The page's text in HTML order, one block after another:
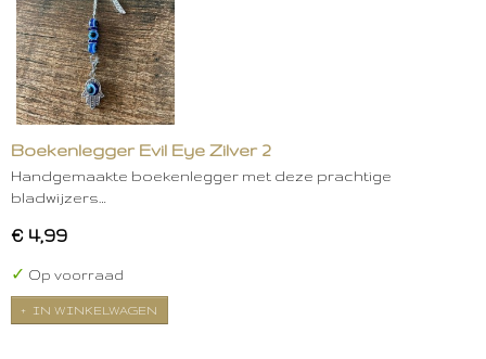
Boekenlegger Evil Eye Zilver 2
Handgemaakte boekenlegger met deze prachtige
bladwijzers…
€ 4,99
✓ Op voorraad
IN WINKELWAGEN